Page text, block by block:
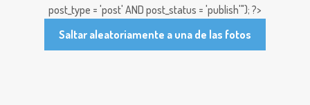
post_type = 'post' AND post_status = 'publish'"); ?>
Saltar aleatoriamente a una de las fotos